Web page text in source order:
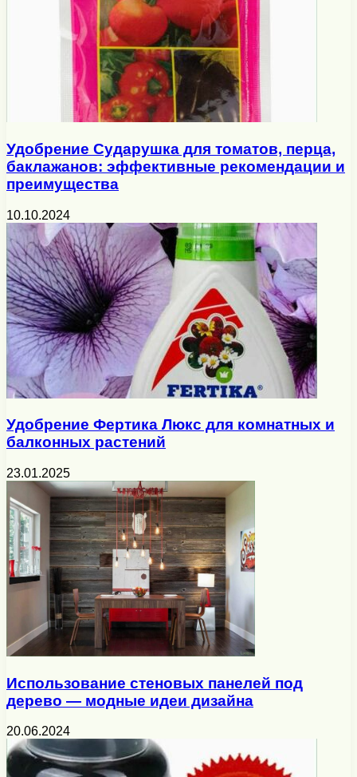
Удобрение Сударушка для томатов, перца,
баклажанов: эффективные рекомендации и
преимущества
10.10.2024
Удобрение Фертика Люкс для комнатных и
балконных растений
23.01.2025
Использование стеновых панелей под
дерево — модные идеи дизайна
20.06.2024